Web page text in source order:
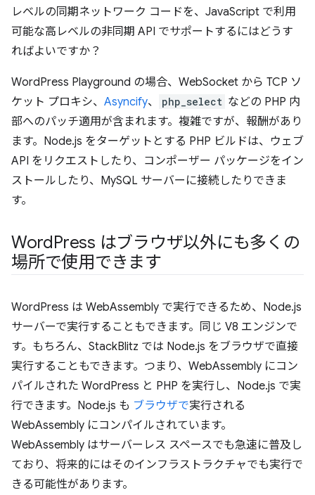
レベルの同期ネットワーク コードを、JavaScript で利用
可能な高レベルの非同期 API でサポートするにはどうす
ればよいですか？
WordPress Playground の場合、WebSocket から TCP ソ
ケット プロキシ、 Asyncify、 php_select などの PHP 内
部へのパッチ適用が含まれます。複雑ですが、報酬があり
ます。Node.js をターゲットとする PHP ビルドは、ウェブ
API をリクエストしたり、コンポーザー パッケージをイン
ストールしたり、MySQL サーバーに接続したりできま
す。
WordPress はブラウザ以外にも多くの
場所で使用できます
WordPress は WebAssembly で実行できるため、Node.js
サーバーで実行することもできます。同じ V8 エンジンで
す。もちろん、StackBlitz では Node.js をブラウザで直接
実行することもできます。つまり、WebAssembly にコン
パイルされた WordPress と PHP を実行し、Node.js で実
行できます。Node.js も ブラウザで実行される
WebAssembly にコンパイルされています。
WebAssembly はサーバーレス スペースでも急速に普及し
ており、将来的にはそのインフラストラクチャでも実行で
きる可能性があります。